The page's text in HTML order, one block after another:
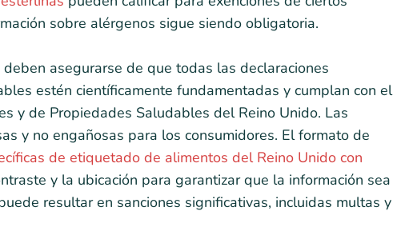
sobre alérgenos sigue siendo obligatoria.
asegurarse de que todas las declaraciones
estén científicamente fundamentadas y cumplan con el
y de Propiedades Saludables del Reino Unido. Las
y no engañosas para los consumidores. El formato de
de etiquetado de alimentos del Reino Unido con
y la ubicación para garantizar que la información sea
resultar en sanciones significativas, incluidas multas y